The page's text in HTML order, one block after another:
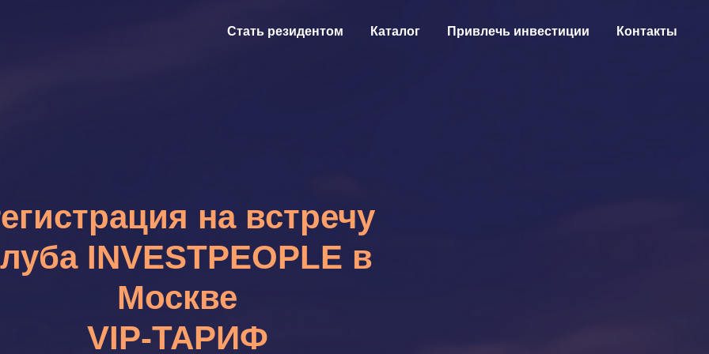
Стать резидентом Каталог Привлечь инвестиции Контакты
на встречу
INVESTPEOPLE в
Москве
VIP-ТАРИФ